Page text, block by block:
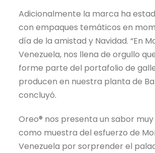
Adicionalmente la marca ha
con empaques temáticos en
día de la amistad y Navidad. “En
Venezuela, nos llena de orgullo
forme parte del portafolio de
producen en nuestra planta de
concluyó.
Oreo® nos presenta un sabor
como muestra del esfuerzo de
Venezuela por sorprender el